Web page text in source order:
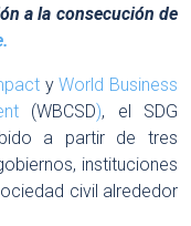
a la consecución de
yWorld Business
(WBCSD), el SDG
a partir de tres
instituciones
civil alrededor